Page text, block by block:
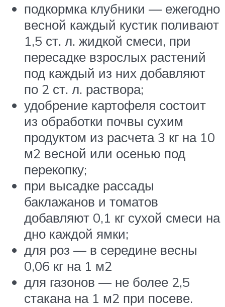
подкормка клубники — ежегодно
весной каждый кустик поливают
1,5 ст. л. жидкой смеси, при
пересадке взрослых растений
под каждый из них добавляют
по 2 ст. л. раствора;
удобрение картофеля состоит
из обработки почвы сухим
продуктом из расчета 3 кг на 10
м2 весной или осенью под
перекопку;
при высадке рассады
баклажанов и томатов
добавляют 0,1 кг сухой смеси на
дно каждой ямки;
для роз — в середине весны
0,06 кг на 1 м2
для газонов — не более 2,5
стакана на 1 м2 при посеве.